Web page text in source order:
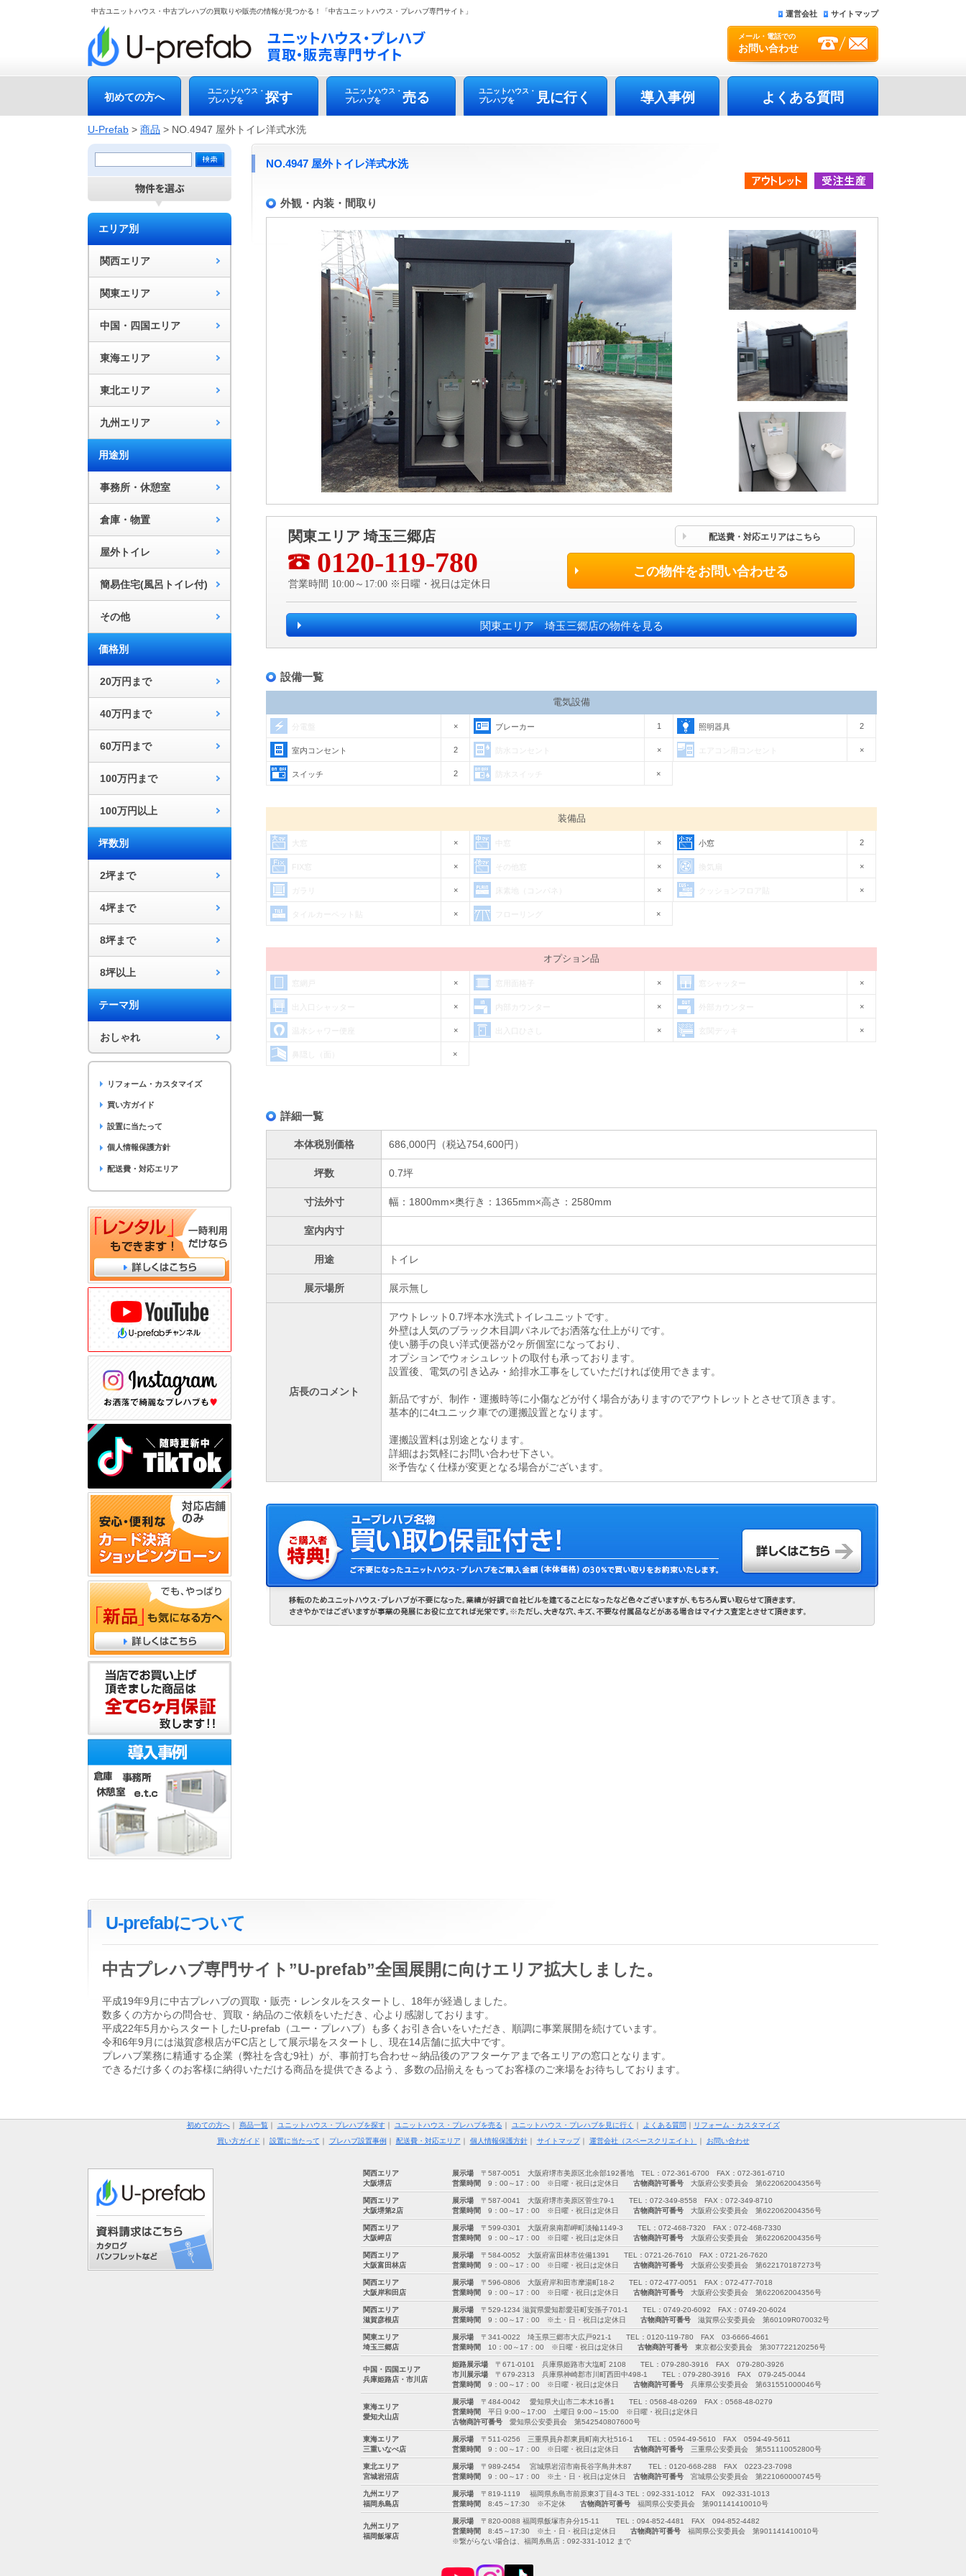
中古ユニットハウス・中古プレハブの買取りや販売の情報が見つかる！「中古ユニットハウス・プレハブ専門サイト」
メール・電話での
お問い合わせ
運営会社 サイトマップ
初めての方へ
ユニットハウス・
プレハブを
探す
ユニットハウス・
プレハブを
売る
ユニットハウス・
プレハブを
見に行く 導入事例 よくある質問
U-Prefab > 商品 > NO.4947 屋外トイレ洋式水洗
エリア別
関西エリア
関東エリア
中国・四国エリア
東海エリア
東北エリア
九州エリア
用途別
事務所・休憩室
倉庫・物置
屋外トイレ
簡易住宅(風呂トイレ付)
その他
価格別
20万円まで
40万円まで
60万円まで
100万円まで
100万円以上
坪数別
2坪まで
4坪まで
8坪まで
8坪以上
テーマ別
おしゃれ
リフォーム・カスタマイズ
買い方ガイド
設置に当たって
個人情報保護方針
配送費・対応エリア
NO.4947 屋外トイレ洋式水洗
アウトレット品
外観・内装・間取り
関東エリア 埼玉三郷店
0120-119-780
営業時間 10:00～17:00 ※日曜・祝日は定休日
配送費・対応エリアはこちら
この物件をお問い合わせる
関東エリア 埼玉三郷店の物件を見る
設備一覧
電気設備
分電盤 × ブレーカー 1 照明器具 2
室内コンセント 2 × ×
スイッチ 2 ×
装備品
大窓 × × 小窓 2
FIX窓 × × 換気扇 ×
× × ×
× ×
オプション品
× 窓用面格子 × ×
× × ×
× 出入口ひさし × ×
×
詳細一覧
本体税別価格 686,000円（税込754,600円）
坪数 0.7坪
寸法外寸 幅：1800mm×奥行き：1365mm×高さ：2580mm
室内内寸
用途 トイレ
展示場所 展示無し
店長のコメント
アウトレット0.7坪本水洗式トイレユニットです。
外壁は人気のブラック木目調パネルでお洒落な仕上がりです。
使い勝手の良い洋式便器が2ヶ所個室になっており、
オプションでウォシュレットの取付も承っております。
設置後、電気の引き込み・給排水工事をしていただければ使用できます。
新品ですが、制作・運搬時等に小傷などが付く場合がありますのでアウトレットとさせて頂きます。
基本的に4tユニック車での運搬設置となります。
運搬設置料は別途となります。
詳細はお気軽にお問い合わせ下さい。
※予告なく仕様が変更となる場合がございます。
U-prefabについて
中古プレハブ専門サイト”U-prefab”全国展開に向けエリア拡大しました。
平成19年9月に中古プレハブの買取・販売・レンタルをスタートし、18年が経過しました。
数多くの方からの問合せ、買取・納品のご依頼をいただき、心より感謝しております。
平成22年5月からスタートしたU-prefab（ユー・プレハブ）も多くお引き合いをいただき、順調に事業展開を続けています。
令和6年9月には滋賀彦根店がFC店として展示場をスタートし、現在14店舗に拡大中です。
プレハブ業務に精通する企業（弊社を含む9社）が、事前打ち合わせ～納品後のアフターケアまで各エリアの窓口となります。
できるだけ多くのお客様に納得いただける商品を提供できるよう、多数の品揃えをもってお客様のご来場をお待ちしております。
初めての方へ｜ 商品一覧｜ ユニットハウス・プレハブを探す｜ ユニットハウス・プレハブを売る ｜ ユニットハウス・プレハブを見に行く ｜ よくある質問 ｜
リフォーム・カスタマイズ
買い方ガイド ｜ 設置に当たって ｜ プレハブ設置事例 ｜ 配送費・対応エリア ｜ 個人情報保護方針｜ サイトマップ｜ 運営会社（スペースクリエイト） ｜ お問い合わせ
関西エリア
大阪堺店
展示場 〒587-0051 大阪府堺市美原区北余部192番地 TEL：072-361-6700 FAX：072-361-6710
営業時間 9：00～17：00 ※日曜・祝日は定休日 古物商許可番号 大阪府公安委員会 第622062004356号
関西エリア
大阪堺第2店
展示場 〒587-0041 大阪府堺市美原区菅生79-1 TEL：072-349-8558 FAX：072-349-8710
営業時間 9：00～17：00 ※日曜・祝日は定休日 古物商許可番号 大阪府公安委員会 第622062004356号
関西エリア
大阪岬店
展示場 〒599-0301 大阪府泉南郡岬町淡輪1149-3 TEL：072-468-7320 FAX：072-468-7330
営業時間 9：00～17：00 ※日曜・祝日は定休日 古物商許可番号 大阪府公安委員会 第622062004356号
関西エリア
大阪富田林店
展示場 〒584-0052 大阪府富田林市佐備1391 TEL：0721-26-7610 FAX：0721-26-7620
営業時間 9：00～17：00 ※日曜・祝日は定休日 古物商許可番号 大阪府公安委員会 第622170187273号
関西エリア
大阪岸和田店
展示場 〒596-0806 大阪府岸和田市摩湯町18-2 TEL：072-477-0051 FAX：072-477-7018
営業時間 9：00～17：00 ※日曜・祝日は定休日 古物商許可番号 大阪府公安委員会 第622062004356号
関西エリア
滋賀彦根店
展示場 〒529-1234 滋賀県愛知郡愛荘町安孫子701-1 TEL：0749-20-6092 FAX：0749-20-6024
営業時間 9：00～17：00 ※土・日・祝日は定休日 古物商許可番号 滋賀県公安委員会 第60109R070032号
関東エリア
埼玉三郷店
展示場 〒341-0022 埼玉県三郷市大広戸921-1 TEL：0120-119-780 FAX 03-6666-4661
営業時間 10：00～17：00 ※日曜・祝日は定休日 古物商許可番号 東京都公安委員会 第307722120256号
中国・四国エリア
兵庫姫路店・市川店
姫路展示場 〒671-0101 兵庫県姫路市大塩町 2108 TEL：079-280-3916 FAX 079-280-3926
市川展示場 〒679-2313 兵庫県神崎郡市川町西田中498-1 TEL：079-280-3916 FAX 079-245-0044
営業時間 9：00～17：00 ※日曜・祝日は定休日 古物商許可番号 兵庫県公安委員会 第631551000046号
東海エリア
愛知犬山店
展示場 〒484-0042 愛知県犬山市二本木16番1 TEL：0568-48-0269 FAX：0568-48-0279
営業時間 平日 9:00～17:00 土曜日 9:00～15:00 ※日曜・祝日は定休日
古物商許可番号 愛知県公安委員会 第542540807600号
東海エリア
三重いなべ店
展示場 〒511-0256 三重県員弁郡東員町南大社516-1 TEL：0594-49-5610 FAX 0594-49-5611
営業時間 9：00～17：00 ※日曜・祝日は定休日 古物商許可番号 三重県公安委員会 第551110052800号
東北エリア
宮城岩沼店
展示場 〒989-2454 宮城県岩沼市南長谷字鳥井木87 TEL：0120-668-288 FAX 0223-23-7098
営業時間 9：00～17：00 ※土・日・祝日は定休日 古物商許可番号 宮城県公安委員会 第221060000745号
九州エリア
福岡糸島店
展示場 〒819-1119 福岡県糸島市前原東3丁目4-3 TEL：092-331-1012 FAX 092-331-1013
営業時間 8:45～17:30 ※不定休 古物商許可番号 福岡県公安委員会 第901141410010号
九州エリア
福岡飯塚店
展示場 〒820-0088 福岡県飯塚市弁分15-11 TEL：094-852-4481 FAX 094-852-4482
営業時間 8:45～17:30 ※土・日・祝日は定休日 古物商許可番号 福岡県公安委員会 第901141410010号
※繋がらない場合は、福岡糸島店：092-331-1012 まで